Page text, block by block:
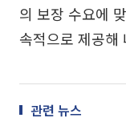
의 보장 수요에
속적으로 제공해
관련 뉴스